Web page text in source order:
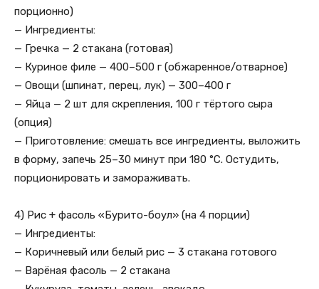
порционно)
— Ингредиенты:
— Гречка — 2 стакана (готовая)
— Куриное филе — 400–500 г (обжаренное/отварное)
— Овощи (шпинат, перец, лук) — 300–400 г
— Яйца — 2 шт для скрепления, 100 г тёртого сыра
(опция)
— Приготовление: смешать все ингредиенты, выложить
в форму, запечь 25–30 минут при 180 °C. Остудить,
порционировать и замораживать.
4) Рис + фасоль «Бурито-боул» (на 4 порции)
— Ингредиенты:
— Коричневый или белый рис — 3 стакана готового
— Варёная фасоль — 2 стакана